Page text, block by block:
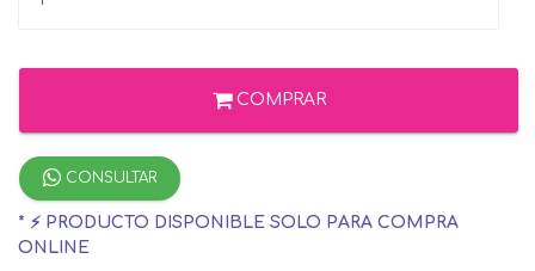
COMPRAR
CONSULTAR
* ⚡ PRODUCTO DISPONIBLE SOLO PARA COMPRA
ONLINE